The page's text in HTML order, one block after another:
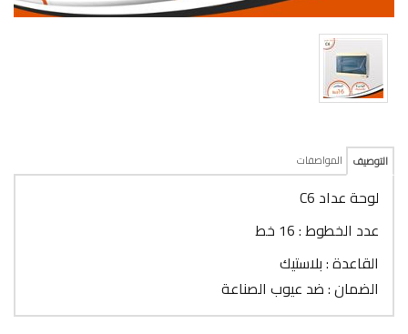
التوصيف المواصفات
لوحة عداد C6
عدد الخطوط : 16 خط
القاعدة : بلاستيك
الضمان : ضد عيوب الصناعة